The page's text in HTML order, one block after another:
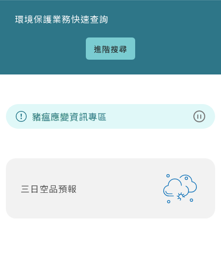
環境保護業務快速查詢
進階搜尋
暫停
非洲豬瘟應變資訊專區
三日空品預報